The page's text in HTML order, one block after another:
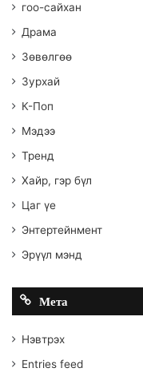
гоо-сайхан
Драма
Зөвөлгөө
Зурхай
К-Поп
Мэдээ
Тренд
Хайр, гэр бүл
Цаг үе
Энтертейнмент
Эрүүл мэнд
Мета
Нэвтрэх
Entries feed